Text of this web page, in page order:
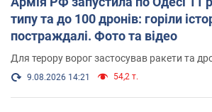
типу та до 100 дронів: горіли
постраждалі. Фото та відео
Для терору ворог застосував ракети та
9.08.2026 14:21 54,2 т.